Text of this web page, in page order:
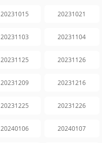
20231015 20231021
20231103 20231104
20231125 20231126
20231209 20231216
20231225 20231226
20240106 20240107